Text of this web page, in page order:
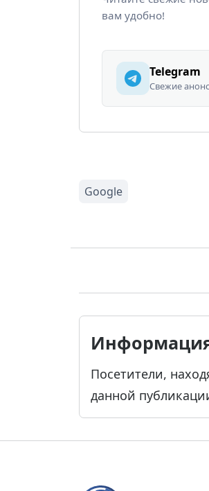
вам удобно!
Telegram
Свежие
Посетители,
данной